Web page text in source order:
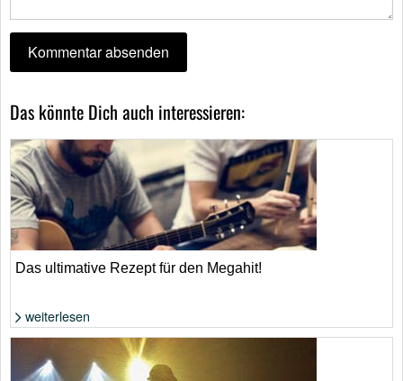
Das könnte Dich auch interessieren:
Foto: Shutterstock von Rawpixel.com
Das ultimative Rezept für den Megahit!
weiterlesen